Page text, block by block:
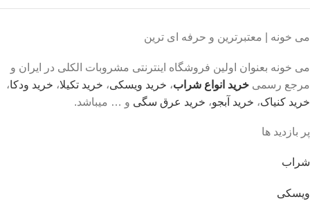
می خونه | معتبرترین و حرفه ای ترین
می خونه بعنوان اولین فروشگاه اینترنتی مشروبات الکلی در ایران و
مرجع رسمی خرید انواع شراب، خرید ویسکی، خرید تکیلا، خرید ودکا،
خرید کنیاک، خرید آبجو، خرید عرق سگی و … میباشد.
پر بازدید ها
شراب
ویسکی